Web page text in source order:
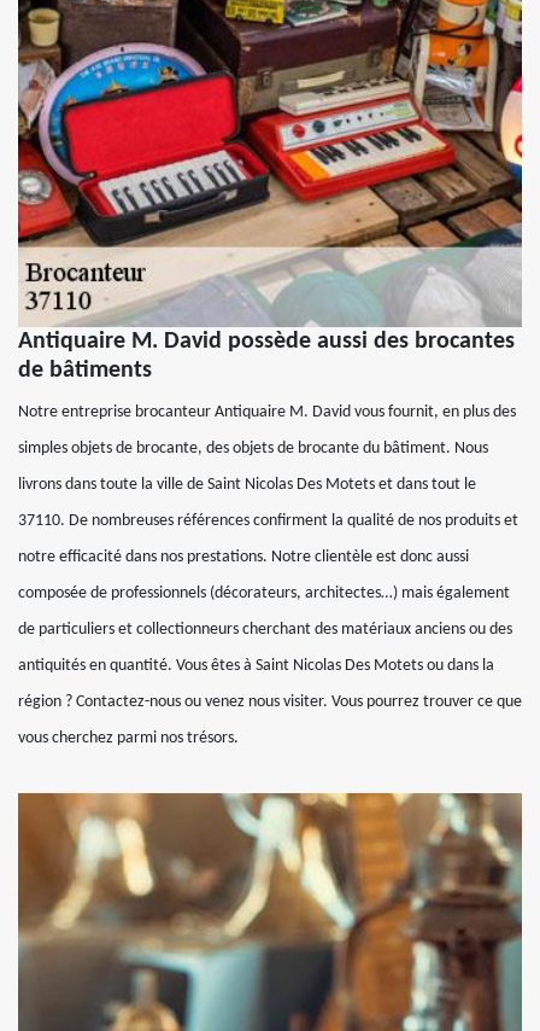
Antiquaire M. David possède aussi des brocantes
de bâtiments
Notre entreprise brocanteur Antiquaire M. David vous fournit, en plus des
simples objets de brocante, des objets de brocante du bâtiment. Nous
livrons dans toute la ville de Saint Nicolas Des Motets et dans tout le
37110. De nombreuses références confirment la qualité de nos produits et
notre efficacité dans nos prestations. Notre clientèle est donc aussi
composée de professionnels (décorateurs, architectes…) mais également
de particuliers et collectionneurs cherchant des matériaux anciens ou des
antiquités en quantité. Vous êtes à Saint Nicolas Des Motets ou dans la
région ? Contactez-nous ou venez nous visiter. Vous pourrez trouver ce que
vous cherchez parmi nos trésors.